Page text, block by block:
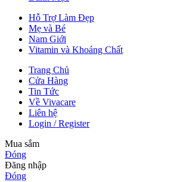
Hỗ Trợ Làm Đẹp
Mẹ và Bé
Nam Giới
Vitamin và Khoáng Chất
Trang Chủ
Cửa Hàng
Tin Tức
Về Vivacare
Liên hệ
Login / Register
Mua sắm
Đóng
Đăng nhập
Đóng